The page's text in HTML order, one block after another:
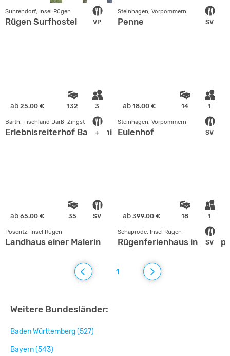
VP
Suhrendorf, Insel Rügen
Rügen Surfhostel SV
Steinhagen, Vorpommern
Penne
ab 25.00 € 132 3
+
Barth, Fischland Darß-Zingst
Erlebnisreiterhof Barth mit Natur-Campingplatz
ab 18.00 € 14 1
SV
Steinhagen, Vorpommern
Eulenhof
ab 65.00 € 35 SV
Poseritz, Insel Rügen
Landhaus einer Malerin
ab 399.00 € 18 1
SV
Schaprode, Insel Rügen
Rügenferienhaus in
1
Weitere Bundesländer:
Baden Württemberg (527)
Bayern (543)